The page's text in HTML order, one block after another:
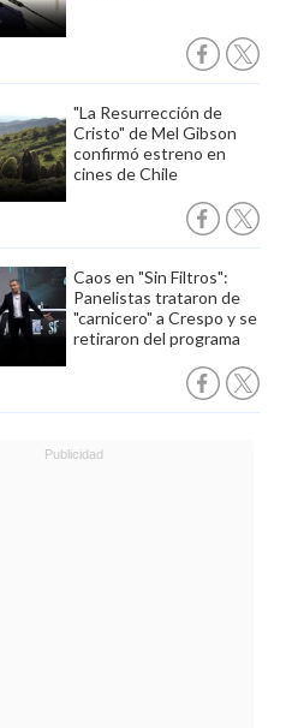
"La Resurrección de
Cristo" de Mel Gibson
confirmó estreno en
cines de Chile
Caos en "Sin Filtros":
Panelistas trataron de
"carnicero" a Crespo y se
retiraron del programa